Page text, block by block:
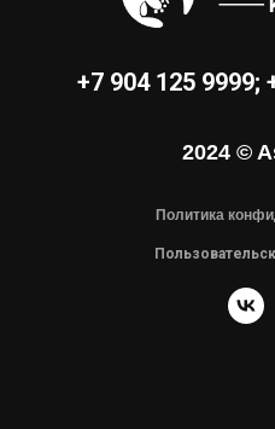
+7 904 125 9999;
2024 ©
Политика